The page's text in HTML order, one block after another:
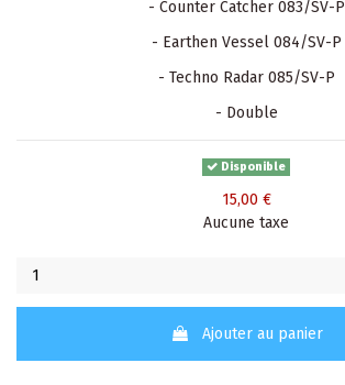
- Counter Catcher 083/SV-P
- Earthen Vessel 084/SV-P
- Techno Radar 085/SV-P
- Double
Disponible
15,00 €
Aucune taxe
Ajouter au panier